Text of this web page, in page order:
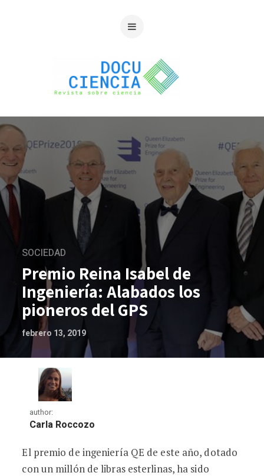
SOCIEDAD
Premio Reina Isabel de
Ingeniería: Alabados los
pioneros del GPS
febrero 13, 2019
author:
Carla Roccozo
Premio Reina Isabel de Ingeniería:
El premio de ingeniería QE de este año, dotado
con un millón de libras esterlinas, ha sido